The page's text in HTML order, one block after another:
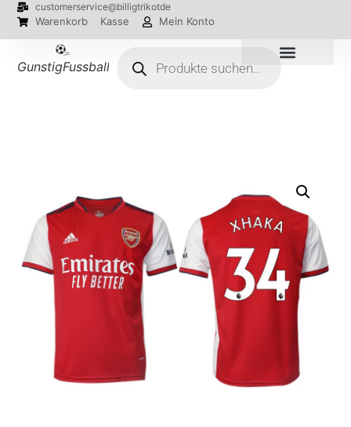
customerservice@billigtrikotde
Warenkorb Kasse Mein Konto
GunstigFussballTrikot